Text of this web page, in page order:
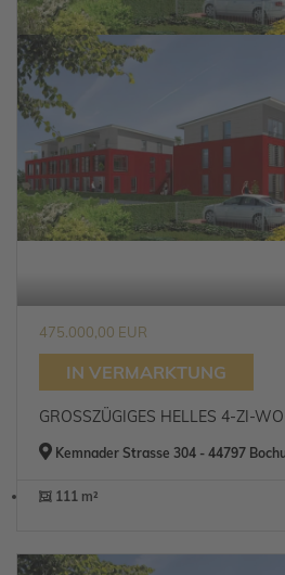
475.000,00 EUR
IN VERMARKTUNG
GROSSZÜGIGES HELLES 4-ZI-
Kemnader Strasse 304 - 44797
111 m²